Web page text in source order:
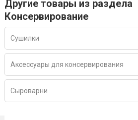
Другие товары из раздела
Консервирование
Сушилки
Аксессуары для консервирования
Сыроварни